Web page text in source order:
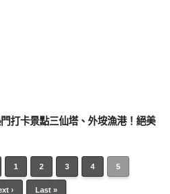
打卡景點三仙塔、外垵漁港！絕美
1 2 3 4 5
› Last »